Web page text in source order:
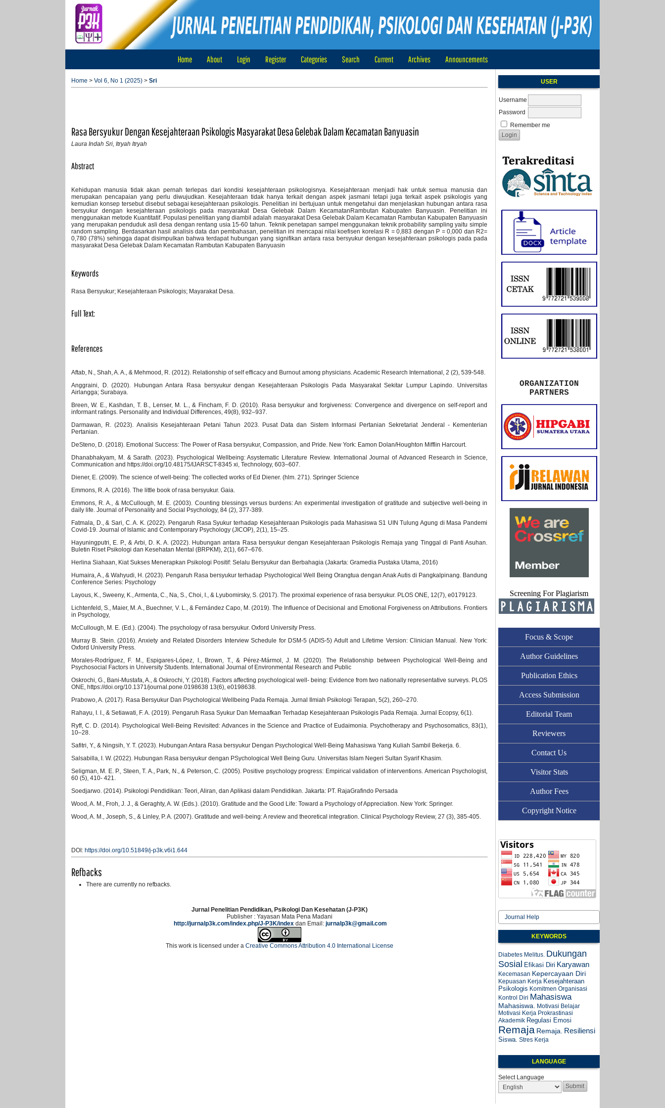
USER
Username
Password
Remember me
ORGANIZATION
PARTNERS
Screening For Plagiarism
Focus & Scope
Author Guidelines
Publication Ethics
Access Submission
Editorial Team
Reviewers
Contact Us
Visitor Stats
Author Fees
Copyright Notice
Journal Help
KEYWORDS
Diabetes Melitus. Dukungan
Sosial Efikasi Diri Karyawan
Kecemasan Kepercayaan Diri
Kepuasan Kerja Kesejahteraan
Psikologis Komitmen Organisasi
Kontrol Diri Mahasiswa
Mahasiswa. Motivasi Belajar
Motivasi Kerja Prokrastinasi
Akademik Regulasi Emosi
Remaja Remaja. Resiliensi
Siswa. Stres Kerja
LANGUAGE
Select Language
Home About Login Register Categories Search Current Archives Announcements
Home > Vol 6, No 1 (2025) > Sri
Rasa Bersyukur Dengan Kesejahteraan Psikologis Masyarakat Desa Gelebak Dalam Kecamatan Banyuasin
Laura Indah Sri, Itryah Itryah
Abstract
Kehidupan manusia tidak akan pernah terlepas dari kondisi kesejahteraan psikologisnya. Kesejahteraan menjadi hak untuk semua manusia dan
merupakan pencapaian yang perlu diwujudkan. Kesejahteraan tidak hanya terkait dengan aspek jasmani tetapi juga terkait aspek psikologis yang
kemudian konsep tersebut disebut sebagai kesejahteraan psikologis. Penelitian ini bertujuan untuk mengetahui dan menjelaskan hubungan antara rasa
bersyukur dengan kesejahteraan psikologis pada masyarakat Desa Gelebak Dalam KecamatanRambutan Kabupaten Banyuasin. Penelitian ini
menggunakan metode Kuantitatif. Populasi penelitian yang diambil adalah masyarakat Desa Gelebak Dalam Kecamatan Rambutan Kabupaten Banyuasin
yang merupakan penduduk asli desa dengan rentang usia 15-60 tahun. Teknik penetapan sampel menggunakan teknik probability sampling yaitu simple
random sampling. Berdasarkan hasil analisis data dan pembahasan, penelitian ini mencapai nilai koefisen korelasi R = 0,883 dengan P = 0,000 dan R2=
0,780 (78%) sehingga dapat disimpulkan bahwa terdapat hubungan yang signifikan antara rasa bersyukur dengan kesejahteraan psikologis pada pada
masyarakat Desa Gelebak Dalam Kecamatan Rambutan Kabupaten Banyuasin
Keywords
Rasa Bersyukur; Kesejahteraan Psikologis; Mayarakat Desa.
Full Text:
References
Aftab, N., Shah, A. A., & Mehmood, R. (2012). Relationship of self efficacy and Burnout among physicians. Academic Research International, 2 (2), 539-548.
Anggraini, D. (2020). Hubungan Antara Rasa bersyukur dengan Kesejahteraan Psikologis Pada Masyarakat Sekitar Lumpur Lapindo. Universitas
Airlangga; Surabaya.
Breen, W. E., Kashdan, T. B., Lenser, M. L., & Fincham, F. D. (2010). Rasa bersyukur and forgiveness: Convergence and divergence on self-report and
informant ratings. Personality and Individual Differences, 49(8), 932–937.
Darmawan, R. (2023). Analisis Kesejahteraan Petani Tahun 2023. Pusat Data dan Sistem Informasi Pertanian Sekretariat Jenderal - Kementerian
Pertanian.
DeSteno, D. (2018). Emotional Success: The Power of Rasa bersyukur, Compassion, and Pride. New York: Eamon Dolan/Houghton Mifflin Harcourt.
Dhanabhakyam, M. & Sarath. (2023). Psychological Wellbeing: Asystematic Literature Review. International Journal of Advanced Research in Science,
Communication and https://doi.org/10.48175/IJARSCT-8345 xi, Technology, 603–607.
Diener, E. (2009). The science of well-being: The collected works of Ed Diener. (hlm. 271). Springer Science
Emmons, R. A. (2016). The little book of rasa bersyukur. Gaia.
Emmons, R. A., & McCullough, M. E. (2003). Counting blessings versus burdens: An experimental investigation of gratitude and subjective well-being in
daily life. Journal of Personality and Social Psychology, 84 (2), 377-389.
Fatmala, D., & Sari, C. A. K. (2022). Pengaruh Rasa Syukur terhadap Kesejahteraan Psikologis pada Mahasiswa S1 UIN Tulung Agung di Masa Pandemi
Covid-19. Journal of Islamic and Contemporary Psychology (JICOP), 2(1), 15–25.
Hayuningputri, E. P., & Arbi, D. K. A. (2022). Hubungan antara Rasa bersyukur dengan Kesejahteraan Psikologis Remaja yang Tinggal di Panti Asuhan.
Buletin Riset Psikologi dan Kesehatan Mental (BRPKM), 2(1), 667–676.
Herlina Siahaan, Kiat Sukses Menerapkan Psikologi Positif: Selalu Bersyukur dan Berbahagia (Jakarta: Gramedia Pustaka Utama, 2016)
Humaira, A., & Wahyudi, H. (2023). Pengaruh Rasa bersyukur terhadap Psychological Well Being Orangtua dengan Anak Autis di Pangkalpinang. Bandung
Conference Series: Psychology
Layous, K., Sweeny, K., Armenta, C., Na, S., Choi, I., & Lyubomirsky, S. (2017). The proximal experience of rasa bersyukur. PLOS ONE, 12(7), e0179123.
Lichtenfeld, S., Maier, M. A., Buechner, V. L., & Fernández Capo, M. (2019). The Influence of Decisional and Emotional Forgiveness on Attributions. Frontiers
in Psychology,
McCullough, M. E. (Ed.). (2004). The psychology of rasa bersyukur. Oxford University Press.
Murray B. Stein. (2016). Anxiety and Related Disorders Interview Schedule for DSM-5 (ADIS-5) Adult and Lifetime Version: Clinician Manual. New York:
Oxford University Press.
Morales-Rodríguez, F. M., Espigares-López, I., Brown, T., & Pérez-Mármol, J. M. (2020). The Relationship between Psychological Well-Being and
Psychosocial Factors in University Students. International Journal of Environmental Research and Public
Oskrochi, G., Bani-Mustafa, A., & Oskrochi, Y. (2018). Factors affecting psychological well- being: Evidence from two nationally representative surveys. PLOS
ONE, https://doi.org/10.1371/journal.pone.0198638 13(6), e0198638.
Prabowo, A. (2017). Rasa Bersyukur Dan Psychological Wellbeing Pada Remaja. Jurnal Ilmiah Psikologi Terapan, 5(2), 260–270.
Rahayu, I. I., & Setiawati, F. A. (2019). Pengaruh Rasa Syukur Dan Memaafkan Terhadap Kesejahteraan Psikologis Pada Remaja. Jurnal Ecopsy, 6(1).
Ryff, C. D. (2014). Psychological Well-Being Revisited: Advances in the Science and Practice of Eudaimonia. Psychotherapy and Psychosomatics, 83(1),
10–28.
Safitri, Y., & Ningsih, Y. T. (2023). Hubungan Antara Rasa bersyukur Dengan Psychological Well-Being Mahasiswa Yang Kuliah Sambil Bekerja. 6.
Salsabilla, I. W. (2022). Hubungan Rasa bersyukur dengan PSychological Well Being Guru. Universitas Islam Negeri Sultan Syarif Khasim.
Seligman, M. E. P., Steen, T. A., Park, N., & Peterson, C. (2005). Positive psychology progress: Empirical validation of interventions. American Psychologist,
60 (5), 410- 421.
Soedjarwo. (2014). Psikologi Pendidikan: Teori, Aliran, dan Aplikasi dalam Pendidikan. Jakarta: PT. RajaGrafindo Persada
Wood, A. M., Froh, J. J., & Geraghty, A. W. (Eds.). (2010). Gratitude and the Good Life: Toward a Psychology of Appreciation. New York: Springer.
Wood, A. M., Joseph, S., & Linley, P. A. (2007). Gratitude and well-being: A review and theoretical integration. Clinical Psychology Review, 27 (3), 385-405.
DOI: https://doi.org/10.51849/j-p3k.v6i1.644
Refbacks
There are currently no refbacks.
Jurnal Penelitian Pendidikan, Psikologi Dan Kesehatan (J-P3K)
Publisher : Yayasan Mata Pena Madani
http://jurnalp3k.com/index.php/J-P3K/indexdan Email: jurnalp3k@gmail.com
This work is licensed under a Creative Commons Attribution 4.0 International License